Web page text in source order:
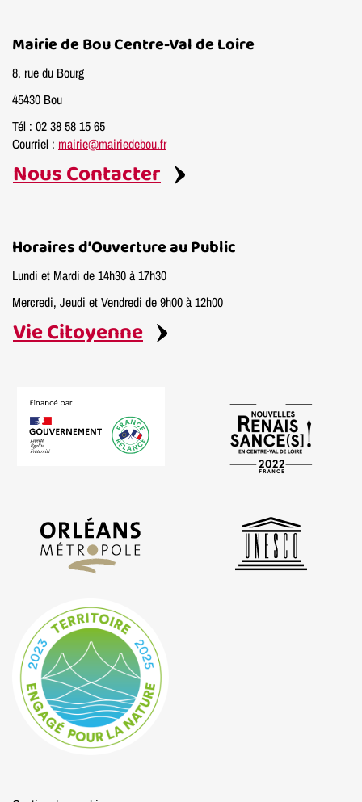
Mairie de Bou Centre-Val de Loire
8, rue du Bourg
45430 Bou
Tél : 02 38 58 15 65
Courriel : mairie@mairiedebou.fr
Nous Contacter
Horaires d’Ouverture au Public
Lundi et Mardi de 14h30 à 17h30
Mercredi, Jeudi et Vendredi de 9h00 à 12h00
Vie Citoyenne